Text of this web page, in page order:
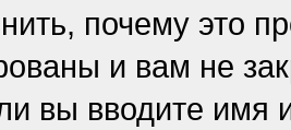
почему это
и вам не
вы вводите